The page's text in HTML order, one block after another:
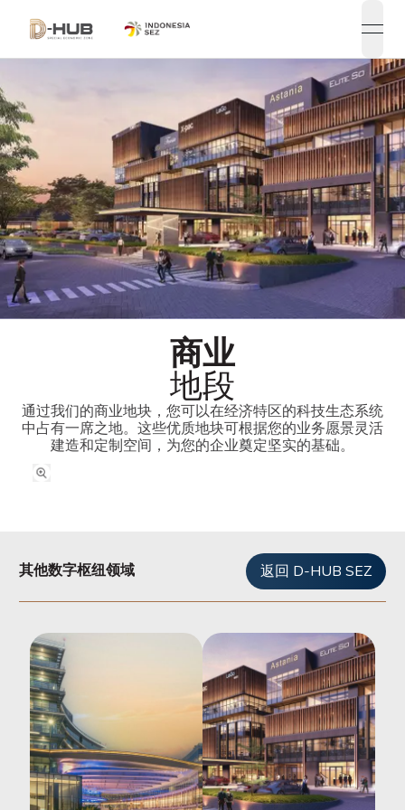
商业
地段
通过我们的商业地块，您可以在经济特区的科技生态系统
中占有一席之地。这些优质地块可根据您的业务愿景灵活
建造和定制空间，为您的企业奠定坚实的基础。
其他数字枢纽领域 返回 D-HUB SEZ